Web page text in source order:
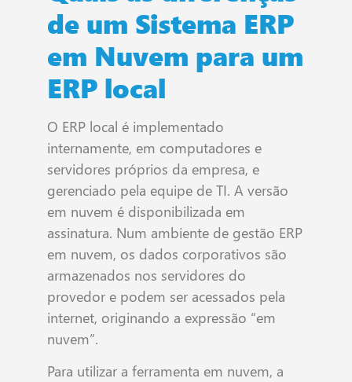
de um Sistema ERP
em Nuvem para um
ERP local
O ERP local é implementado
internamente, em computadores e
servidores próprios da empresa, e
gerenciado pela equipe de TI. A versão
em nuvem é disponibilizada em
assinatura. Num ambiente de gestão ERP
em nuvem, os dados corporativos são
armazenados nos servidores do
provedor e podem ser acessados pela
internet, originando a expressão “em
nuvem”.
Para utilizar a ferramenta em nuvem, a